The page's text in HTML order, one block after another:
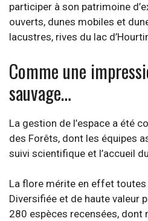
participer à son patrimoine
ouverts, dunes mobiles et
lacustres, rives du lac
Comme une
sauvage…
La gestion de l’espace a été
des Forêts, dont les équipes
suivi scientifique et l’accueil
La flore mérite en effet
Diversifiée et de haute valeur
280 espèces recensées, dont